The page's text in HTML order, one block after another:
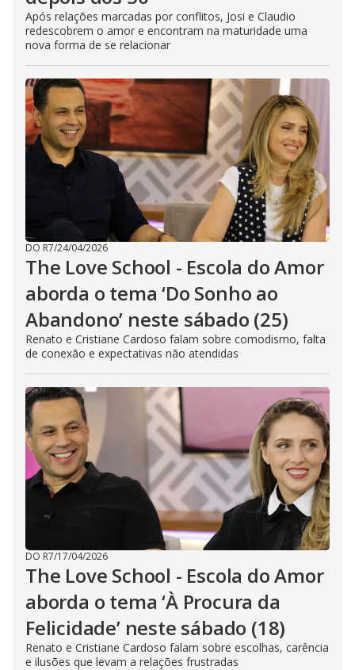
Após relações marcadas por conflitos, Josi e Claudio
redescobrem o amor e encontram na maturidade uma
nova forma de se relacionar
DO R7/24/04/2026
The Love School - Escola do Amor
aborda o tema ‘Do Sonho ao
Abandono’ neste sábado (25)
Renato e Cristiane Cardoso falam sobre comodismo, falta
de conexão e expectativas não atendidas
DO R7/17/04/2026
The Love School - Escola do Amor
aborda o tema ‘À Procura da
Felicidade’ neste sábado (18)
Renato e Cristiane Cardoso falam sobre escolhas, carência
e ilusões que levam a relações frustradas